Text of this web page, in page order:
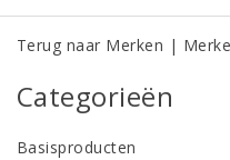
Terug naar Merken |
Categorieën
Basisproducten